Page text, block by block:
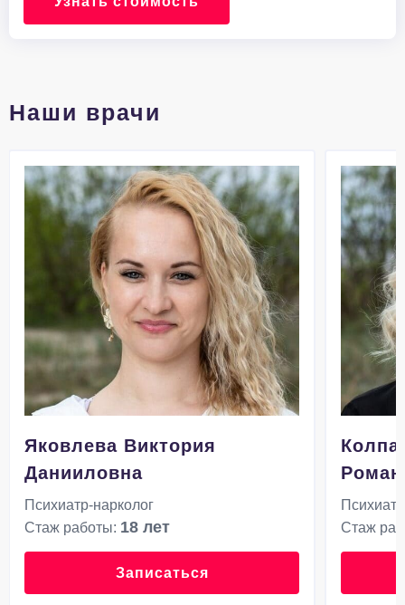
Наши врачи
Яковлева Виктория
Данииловна
Психиатр-нарколог
Стаж работы: 18 лет
Записаться
Стаж